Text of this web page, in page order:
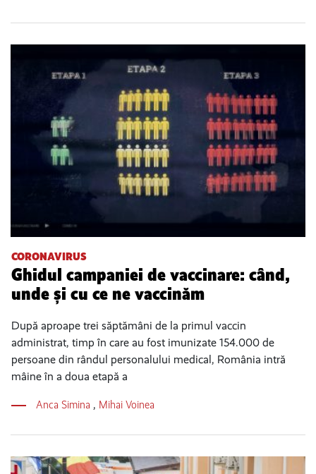
CORONAVIRUS
Ghidul campaniei de vaccinare: când,
unde și cu ce ne vaccinăm
După aproape trei săptămâni de la primul vaccin
administrat, timp în care au fost imunizate 154.000 de
persoane din rândul personalului medical, România intră
mâine în a doua etapă a
Anca Simina , Mihai Voinea